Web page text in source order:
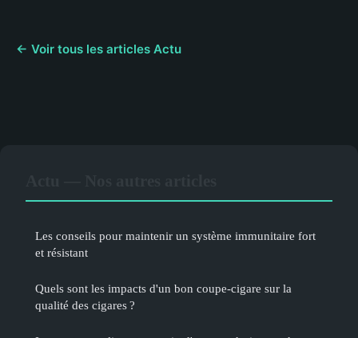
← Voir tous les articles Actu
Les conseils pour maintenir un système immunitaire fort
et résistant
Quels sont les impacts d'un bon coupe-cigare sur la
qualité des cigares ?